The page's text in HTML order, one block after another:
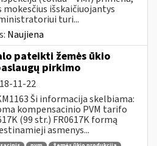
mokesčius išskaičiuojantys
turi...
Naujiena
pateikti žemės ūkio
pirkimo
11-22
Ši informacija skelbiama:
kompensacinio PVM tarifo
(99 str.) FR0617K formą
asmenys...